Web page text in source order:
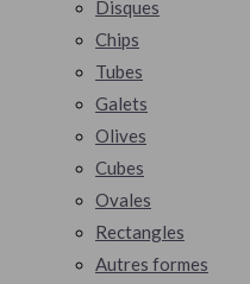
Disques
Chips
Tubes
Galets
Olives
Cubes
Ovales
Rectangles
Autres formes